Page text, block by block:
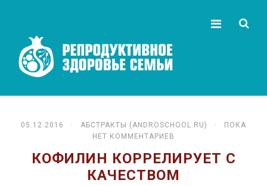
05.12.2016 · АБСТРАКТЫ (ANDROSCHOOL.RU)
· ПОКА
НЕТ КОММЕНТАРИЕВ
КОФИЛИН КОРРЕЛИРУЕТ С
КАЧЕСТВОМ